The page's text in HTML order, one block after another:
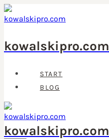
Przejdź
do
kowalskipro.com
START
BLOG
kowalskipro.com